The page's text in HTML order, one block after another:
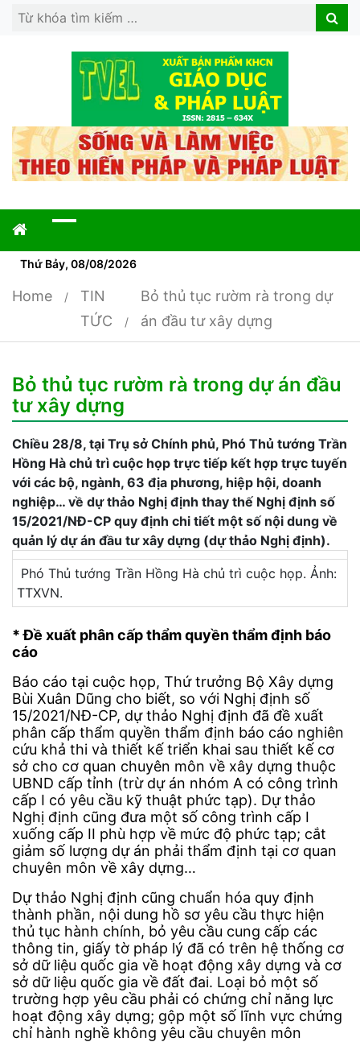
Search
Search
Thứ Bảy, 08/08/2026
Home
TIN
TỨC
Bỏ thủ tục rườm rà trong dự
án đầu tư xây dựng
Bỏ thủ tục rườm rà trong dự án đầu
tư xây dựng
Chiều 28/8, tại Trụ sở Chính phủ, Phó Thủ tướng Trần
Hồng Hà chủ trì cuộc họp trực tiếp kết hợp trực tuyến
với các bộ, ngành, 63 địa phương, hiệp hội, doanh
nghiệp… về dự thảo Nghị định thay thế Nghị định số
15/2021/NĐ-CP quy định chi tiết một số nội dung về
quản lý dự án đầu tư xây dựng (dự thảo Nghị định).
Phó Thủ tướng Trần Hồng Hà chủ trì cuộc họp. Ảnh:
TTXVN.
* Đề xuất phân cấp thẩm quyền thẩm định báo
cáo
Báo cáo tại cuộc họp, Thứ trưởng Bộ Xây dựng
Bùi Xuân Dũng cho biết, so với Nghị định số
15/2021/NĐ-CP, dự thảo Nghị định đã đề xuất
phân cấp thẩm quyền thẩm định báo cáo nghiên
cứu khả thi và thiết kế triển khai sau thiết kế cơ
sở cho cơ quan chuyên môn về xây dựng thuộc
UBND cấp tỉnh (trừ dự án nhóm A có công trình
cấp I có yêu cầu kỹ thuật phức tạp). Dự thảo
Nghị định cũng đưa một số công trình cấp I
xuống cấp II phù hợp về mức độ phức tạp; cắt
giảm số lượng dự án phải thẩm định tại cơ quan
chuyên môn về xây dựng…
Dự thảo Nghị định cũng chuẩn hóa quy định
thành phần, nội dung hồ sơ yêu cầu thực hiện
thủ tục hành chính, bỏ yêu cầu cung cấp các
thông tin, giấy tờ pháp lý đã có trên hệ thống cơ
sở dữ liệu quốc gia về hoạt động xây dựng và cơ
sở dữ liệu quốc gia về đất đai. Loại bỏ một số
trường hợp yêu cầu phải có chứng chỉ năng lực
hoạt động xây dựng; gộp một số lĩnh vực chứng
chỉ hành nghề không yêu cầu chuyên môn